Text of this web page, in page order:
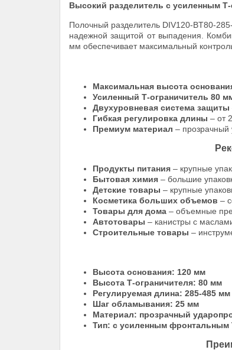
Высокий разделитель с усиленным
Полочный разделитель DIV120-ВT80-
надежной защитой от выпадения.
мм обеспечивает максимальный
Максимальная высота
Усиленный Т-ограничитель 80
Двухуровневая система защиты
Гибкая регулировка длины – от
Премиум материал – прозрачный
Продукты питания – крупные
Бытовая химия – большие
Детские товары – крупные
Косметика больших объемов –
Товары для дома – объемные
Автотовары – канистры с
Строительные товары –
Высота основания: 120 мм
Высота Т-ограничителя: 80 мм
Регулируемая длина: 285-485 мм
Шаг обламывания: 25 мм
Материал: прозрачный
Тип: с усиленным фронтальным